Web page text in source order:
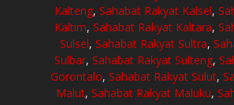
Kalteng,Sahabat Rakyat Kalsel,
Kaltim,Sahabat Rakyat Kaltara,
Sulsel, Sahabat Rakyat Sultra,
Sulbar, Sahabat Rakyat Sulteng,
Gorontalo, Sahabat Rakyat Sulut,
Malut, Sahabat Rakyat Maluku,